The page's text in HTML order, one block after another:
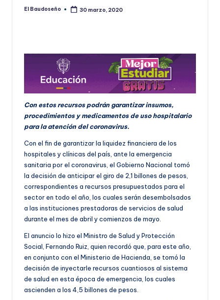
Publicado
El Baudoseño 30 marzo, 2020
Con estos recursos podrán garantizar insumos,
procedimientos y medicamentos de uso hospitalario
para la atención del coronavirus.
Con el fin de garantizar la liquidez financiera de los
hospitales y clínicas del país, ante la emergencia
sanitaria por el coronavirus, el Gobierno Nacional tomó
la decisión de anticipar el giro de 2,1 billones de pesos,
correspondientes a recursos presupuestados para el
sector en todo el año, los cuales serán desembolsados
a las instituciones prestadoras de servicios de salud
durante el mes de abril y comienzos de mayo.
El anuncio lo hizo el Ministro de Salud y Protección
Social, Fernando Ruiz, quien recordó que, para este año,
en conjunto con el Ministerio de Hacienda, se tomó la
decisión de inyectarle recursos cuantiosos al sistema
de salud en esta época de emergencia, los cuales
ascienden a los 4,5 billones de pesos.